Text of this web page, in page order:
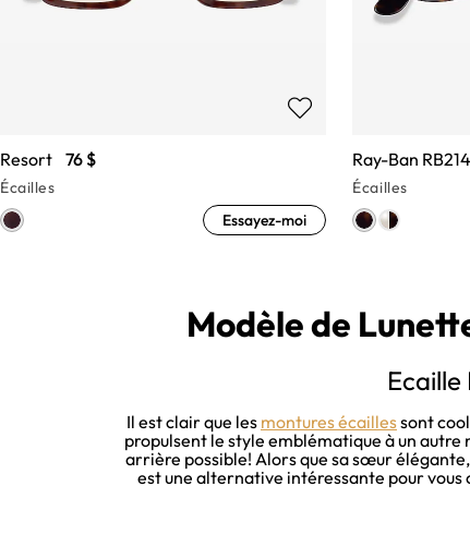
Resort 76 $
Écailles
Essayez-moi
Ray-Ban
Écailles
Modèle de
Ecaille
Il est clair que les montures écaillessont
propulsent le style emblématique à un
arrière possible! Alors que sa sœur
est une alternative intéressante pour